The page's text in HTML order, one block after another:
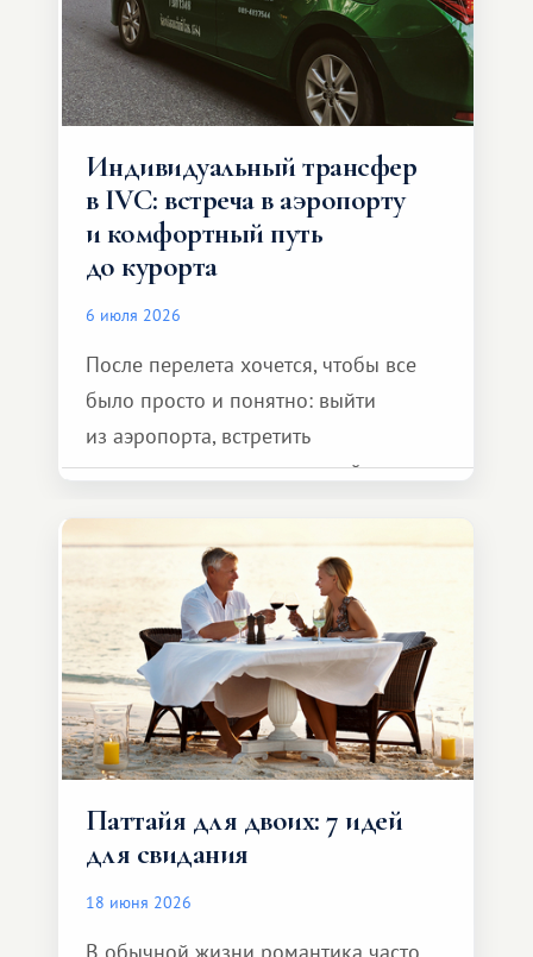
Индивидуальный трансфер
в IVC: встреча в аэропорту
и комфортный путь
до курорта
6 июля 2026
После перелета хочется, чтобы все
было просто и понятно: выйти
из аэропорта, встретить
представителя транспортной
и спокойно доехать до курорта.
Паттайя для двоих: 7 идей
для свидания
18 июня 2026